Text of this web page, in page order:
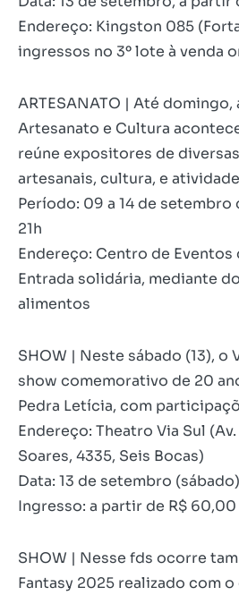
Endereço: Kingston 085
ingressos no 3º lote à venda
ARTESANATO | Até domingo,
Artesanato e Cultura
reúne expositores de
artesanais, cultura, e
Período: 09 a 14 de setembro
21h
Endereço: Centro de Eventos
Entrada solidária, mediante
alimentos
SHOW | Neste sábado (13), o
show comemorativo de 20
Pedra Letícia, com
Endereço: Theatro Via Sul
Soares, 4335, Seis Bocas)
Data: 13 de setembro
Ingresso: a partir de R$ 60,00
SHOW | Nesse fds ocorre
Fantasy 2025 realizado com